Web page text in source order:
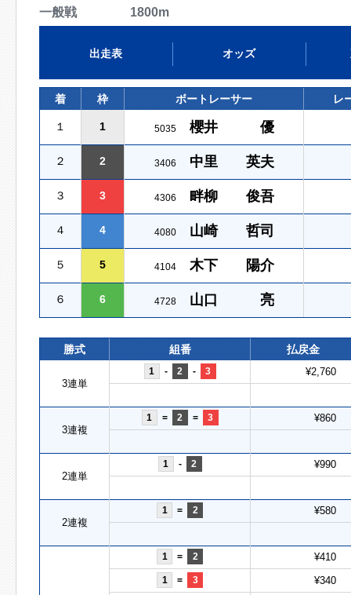
一般戦 1800m
出走表 オッズ
着 枠 ボートレーサー レ
１ 1 5035 櫻井 優
２ 2 3406 中里 英夫
３ 3 4306 畔柳 俊吾
４ 4 4080 山崎 哲司
５ 5 4104 木下 陽介
６ 6 4728 山口 亮
勝式 組番 払戻金
3連単
1 - 2 - 3 ¥2,760
3連複
1 = 2 = 3 ¥860
2連単
1 - 2 ¥990
2連複
1 = 2 ¥580
1 = 2 ¥410
1 = 3 ¥340